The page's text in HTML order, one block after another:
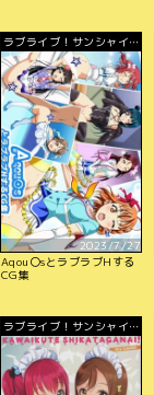
ラブライブ！サンシャイ
ン!!
2023/7/27
Aqou〇sとラブラブHする
CG集
ラブライブ！サンシャイ
ン!!